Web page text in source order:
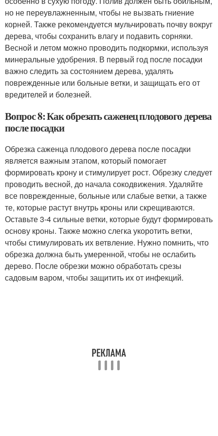
но не переувлажненным, чтобы не вызвать гниение
корней. Также рекомендуется мульчировать почву вокруг
дерева, чтобы сохранить влагу и подавить сорняки.
Весной и летом можно проводить подкормки, используя
минеральные удобрения. В первый год после посадки
важно следить за состоянием дерева, удалять
поврежденные или больные ветки, и защищать его от
вредителей и болезней.
Вопрос 8: Как обрезать саженец плодового дерева
после посадки
Обрезка саженца плодового дерева после посадки
является важным этапом, который помогает
формировать крону и стимулирует рост. Обрезку следует
проводить весной, до начала сокодвижения. Удаляйте
все поврежденные, больные или слабые ветки, а также
те, которые растут внутрь кроны или скрещиваются.
Оставьте 3-4 сильные ветки, которые будут формировать
основу кроны. Также можно слегка укоротить ветки,
чтобы стимулировать их ветвление. Нужно помнить, что
обрезка должна быть умеренной, чтобы не ослабить
дерево. После обрезки можно обработать срезы
садовым варом, чтобы защитить их от инфекций.